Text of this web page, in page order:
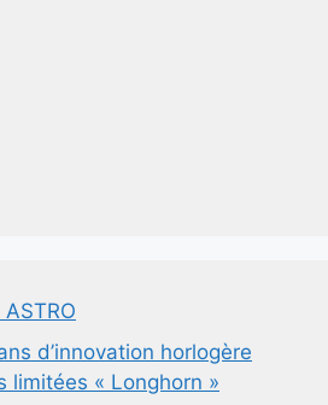
d’innovation horlogère
limitées « Longhorn »